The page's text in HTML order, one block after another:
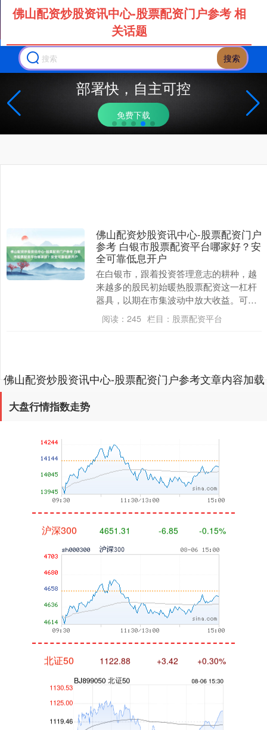
搜索
部署快，自主可控
免费下载
佛山配资炒股资讯中心-股票配资门户参考 相
关话题
佛山配资炒股资讯中心-股票配资门户
参考 白银市股票配资平台哪家好？安
全可靠低息开户
在白银市，跟着投资答理意志的耕种，越
来越多的股民初始暖热股票配资这一杠杆
器具，以期在市集波动中放大收益。可
是，“白银市股票配资平台哪家好？”、“何
如找到安全可靠....
阅读： 245 栏目： 股票配资平台
佛山配资炒股资讯中心-股票配资门户参考文章内容加载
大盘行情指数走势
上证综指 3900.35 +21.92
深证成指